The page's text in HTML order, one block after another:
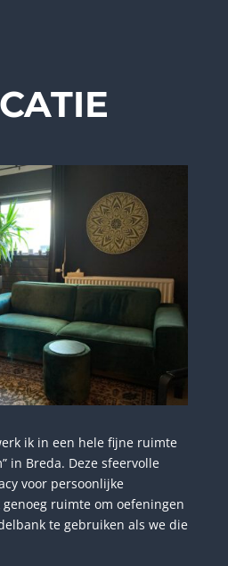
ik in een hele fijne ruimte
in Breda. Deze sfeervolle
voor persoonlijke
ruimte om oefeningen
te gebruiken als we die